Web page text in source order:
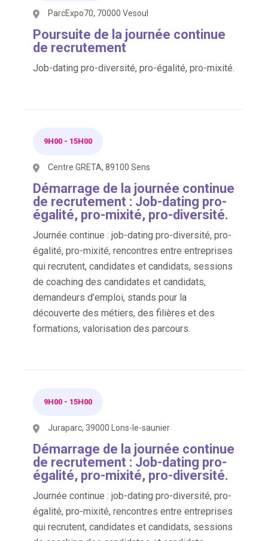
ParcExpo70, 70000 Vesoul
Poursuite de la journée continue
de recrutement
Job-dating pro-diversité, pro-égalité, pro-mixité.
9H00 - 15H00
Centre GRETA, 89100 Sens
Démarrage de la journée continue
de recrutement : Job-dating pro-
égalité, pro-mixité, pro-diversité.
Journée continue : job-dating pro-diversité, pro-
égalité, pro-mixité, rencontres entre entreprises
qui recrutent, candidates et candidats, sessions
de coaching des candidates et candidats,
demandeurs d’emploi, stands pour la
découverte des métiers, des filières et des
formations, valorisation des parcours.
9H00 - 15H00
Juraparc, 39000 Lons-le-saunier
Démarrage de la journée continue
de recrutement : Job-dating pro-
égalité, pro-mixité, pro-diversité.
Journée continue : job-dating pro-diversité, pro-
égalité, pro-mixité, rencontres entre entreprises
qui recrutent, candidates et candidats, sessions